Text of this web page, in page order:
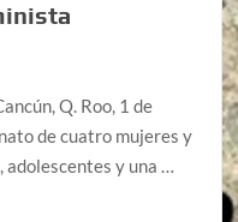
Q. Roo, 1 de
de cuatro mujeres y
adolescentes y una …